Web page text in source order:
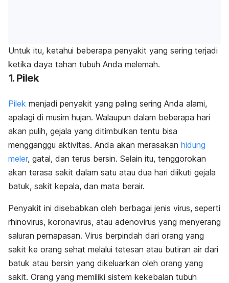
Untuk itu, ketahui beberapa penyakit yang sering terjadi
ketika daya tahan tubuh Anda melemah.
1. Pilek
Pilek menjadi penyakit yang paling sering Anda alami,
apalagi di musim hujan. Walaupun dalam beberapa hari
akan pulih, gejala yang ditimbulkan tentu bisa
mengganggu aktivitas. Anda akan merasakan hidung
meler, gatal, dan terus bersin. Selain itu, tenggorokan
akan terasa sakit dalam satu atau dua hari diikuti gejala
batuk, sakit kepala, dan mata berair.
Penyakit ini disebabkan oleh berbagai jenis virus, seperti
rhinovirus, koronavirus, atau adenovirus yang menyerang
saluran pernapasan. Virus berpindah dari orang yang
sakit ke orang sehat melalui tetesan atau butiran air dari
batuk atau bersin yang dikeluarkan oleh orang yang
sakit. Orang yang memiliki sistem kekebalan tubuh